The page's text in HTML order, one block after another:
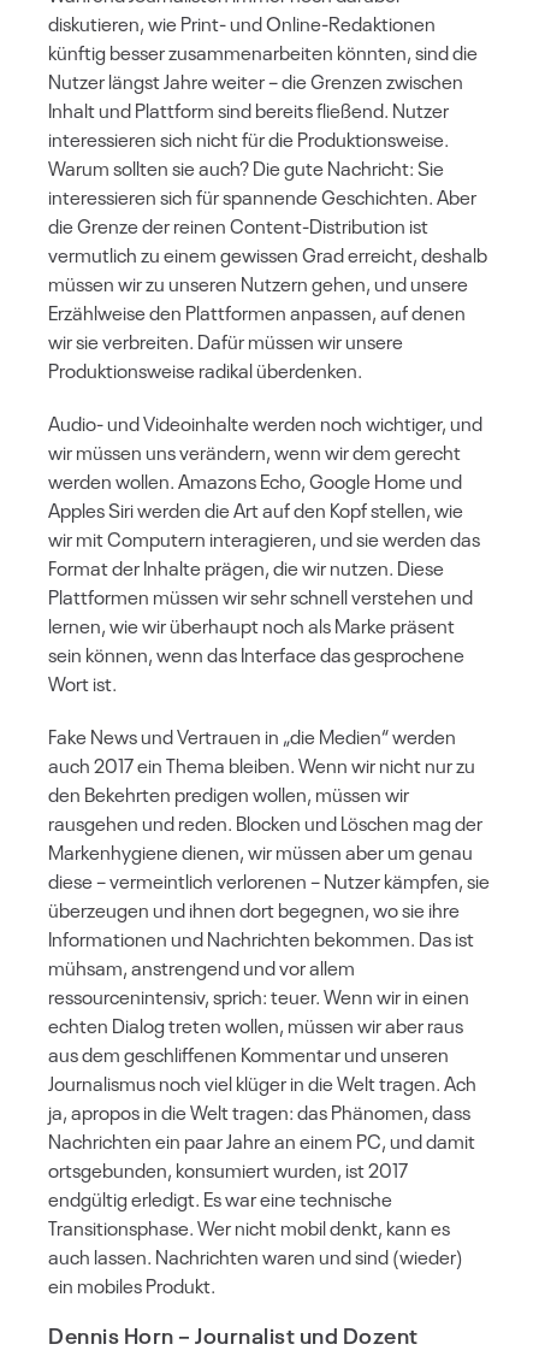
diskutieren, wie Print- und Online-Redaktionen
künftig besser zusammenarbeiten könnten, sind die
Nutzer längst Jahre weiter – die Grenzen zwischen
Inhalt und Plattform sind bereits fließend. Nutzer
interessieren sich nicht für die Produktionsweise.
Warum sollten sie auch? Die gute Nachricht: Sie
interessieren sich für spannende Geschichten. Aber
die Grenze der reinen Content-Distribution ist
vermutlich zu einem gewissen Grad erreicht, deshalb
müssen wir zu unseren Nutzern gehen, und unsere
Erzählweise den Plattformen anpassen, auf denen
wir sie verbreiten. Dafür müssen wir unsere
Produktionsweise radikal überdenken.
Audio- und Videoinhalte werden noch wichtiger, und
wir müssen uns verändern, wenn wir dem gerecht
werden wollen. Amazons Echo, Google Home und
Apples Siri werden die Art auf den Kopf stellen, wie
wir mit Computern interagieren, und sie werden das
Format der Inhalte prägen, die wir nutzen. Diese
Plattformen müssen wir sehr schnell verstehen und
lernen, wie wir überhaupt noch als Marke präsent
sein können, wenn das Interface das gesprochene
Wort ist.
Fake News und Vertrauen in „die Medien“ werden
auch 2017 ein Thema bleiben. Wenn wir nicht nur zu
den Bekehrten predigen wollen, müssen wir
rausgehen und reden. Blocken und Löschen mag der
Markenhygiene dienen, wir müssen aber um genau
diese – vermeintlich verlorenen – Nutzer kämpfen, sie
überzeugen und ihnen dort begegnen, wo sie ihre
Informationen und Nachrichten bekommen. Das ist
mühsam, anstrengend und vor allem
ressourcenintensiv, sprich: teuer. Wenn wir in einen
echten Dialog treten wollen, müssen wir aber raus
aus dem geschliffenen Kommentar und unseren
Journalismus noch viel klüger in die Welt tragen. Ach
ja, apropos in die Welt tragen: das Phänomen, dass
Nachrichten ein paar Jahre an einem PC, und damit
ortsgebunden, konsumiert wurden, ist 2017
endgültig erledigt. Es war eine technische
Transitionsphase. Wer nicht mobil denkt, kann es
auch lassen. Nachrichten waren und sind (wieder)
ein mobiles Produkt.
Dennis Horn – Journalist und Dozent